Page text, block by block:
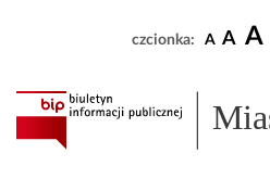
czcionka: A A A